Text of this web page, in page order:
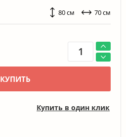
80 см 70 см
КУПИТЬ
Купить в один клик